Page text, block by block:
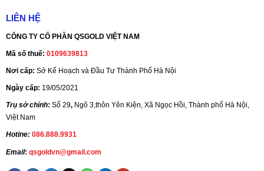
LIÊN HỆ
CÔNG TY CỔ PHẦN QSGOLD VIỆT NAM
Mã số thuế: 0109639813
Nơi cấp: Sở Kế Hoạch và Đầu Tư Thành Phố Hà Nội
Ngày cấp: 19/05/2021
Trụ sở chính: Số 29, Ngõ 3,thôn Yên Kiện, Xã Ngọc Hồi, Thành phố Hà Nội,
Việt Nam
Hotine: 086.888.9931
Email: qsgoldvn@gmail.com